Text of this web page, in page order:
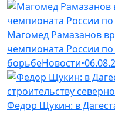
Магомед Рамазанов
чемпионата России
борьбеНовости•
Федор Щукин: в